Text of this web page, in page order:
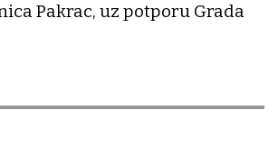
Pakrac, uz potporu Grada